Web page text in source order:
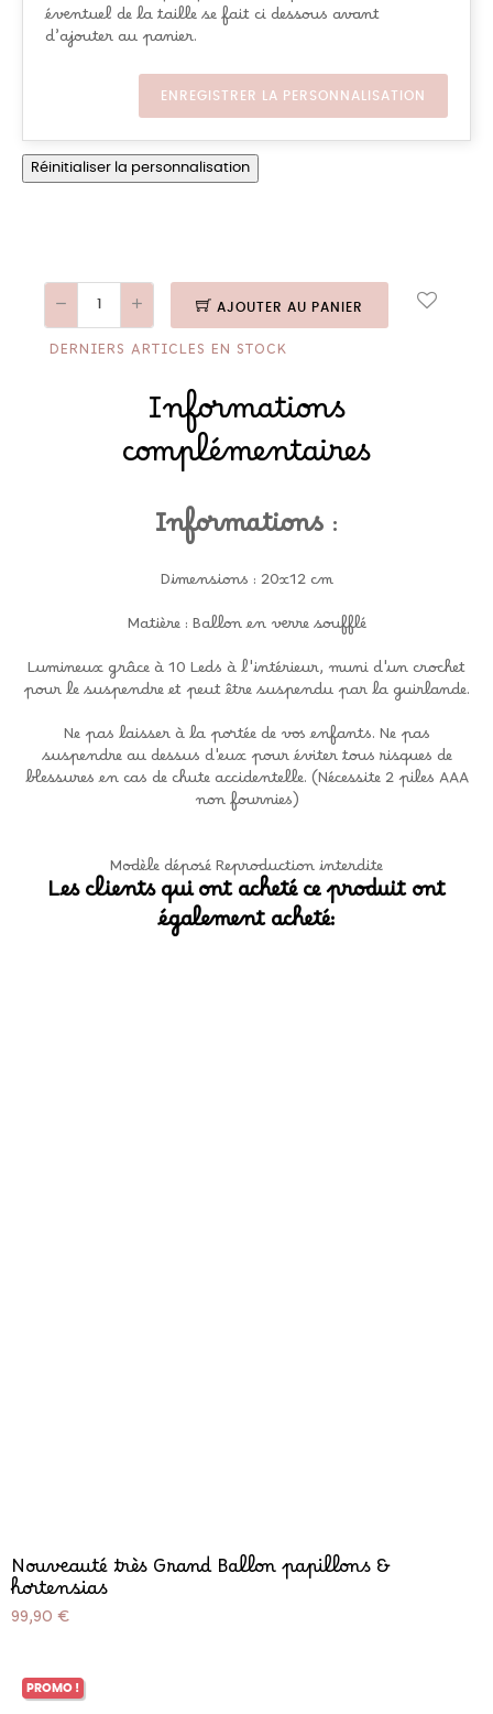
éventuel de la taille se fait ci dessous avant
d’ajouter au panier.
ENREGISTRER LA PERSONNALISATION
Réinitialiser la personnalisation
AJOUTER AU PANIER
DERNIERS ARTICLES EN STOCK
Informations
complémentaires
Informations:
Dimensions : 20x12 cm
Matière : Ballon en verre soufflé
Lumineux grâce à 10 Leds à l'intérieur, muni d'un crochet
pour le suspendre et peut être suspendu par la guirlande.
Ne pas laisser à la portée de vos enfants. Ne pas
suspendre au dessus d'eux pour éviter tous risques de
blessures en cas de chute accidentelle. (Nécessite 2 piles AAA
non fournies)
Modèle déposé Reproduction interdite
Les clients qui ont acheté ce produit ont
également acheté:
Nouveauté très Grand Ballon papillons &
hortensias
Prix
99,90 €
PROMO !